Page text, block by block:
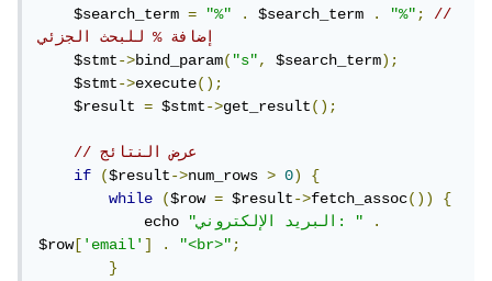
    $search_term
= "%" . $search_term . "%";
//
إضافة % للبحث الجزئي
    $stmt
->bind_param("s", $search_term);
    $stmt
->execute();
    $result
= $stmt->get_result();
// عرض النتائج
if
($result->num_rows > 0)
{
while
($row = $result->fetch_assoc())
{
            echo
"البريد الإلكتروني: "
.
$row['email'] . "<br>";
}